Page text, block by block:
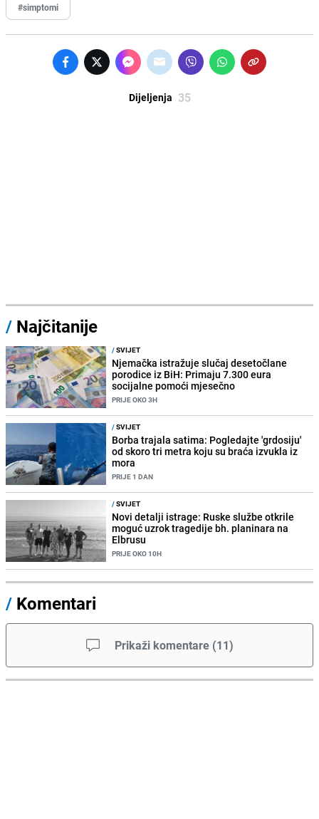
#simptomi
Dijeljenja 35
/ Najčitanije
/SVIJET
Njemačka istražuje slučaj desetočlane
porodice iz BiH: Primaju 7.300 eura
socijalne pomoći mjesečno
PRIJE OKO 3H
/SVIJET
Borba trajala satima: Pogledajte 'grdosiju'
od skoro tri metra koju su braća izvukla iz
mora
PRIJE 1 DAN
/SVIJET
Novi detalji istrage: Ruske službe otkrile
moguć uzrok tragedije bh. planinara na
Elbrusu
PRIJE OKO 10H
/ Komentari
Prikaži komentare (11)